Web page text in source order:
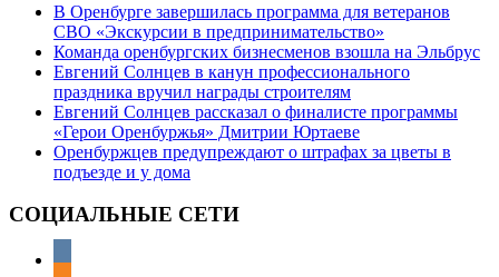
В Оренбурге завершилась программа для ветеранов
СВО «Экскурсии в предпринимательство»
Команда оренбургских бизнесменов взошла на Эльбрус
Евгений Солнцев в канун профессионального
праздника вручил награды строителям
Евгений Солнцев рассказал о финалисте программы
«Герои Оренбуржья» Дмитрии Юртаеве
Оренбуржцев предупреждают о штрафах за цветы в
подъезде и у дома
СОЦИАЛЬНЫЕ СЕТИ